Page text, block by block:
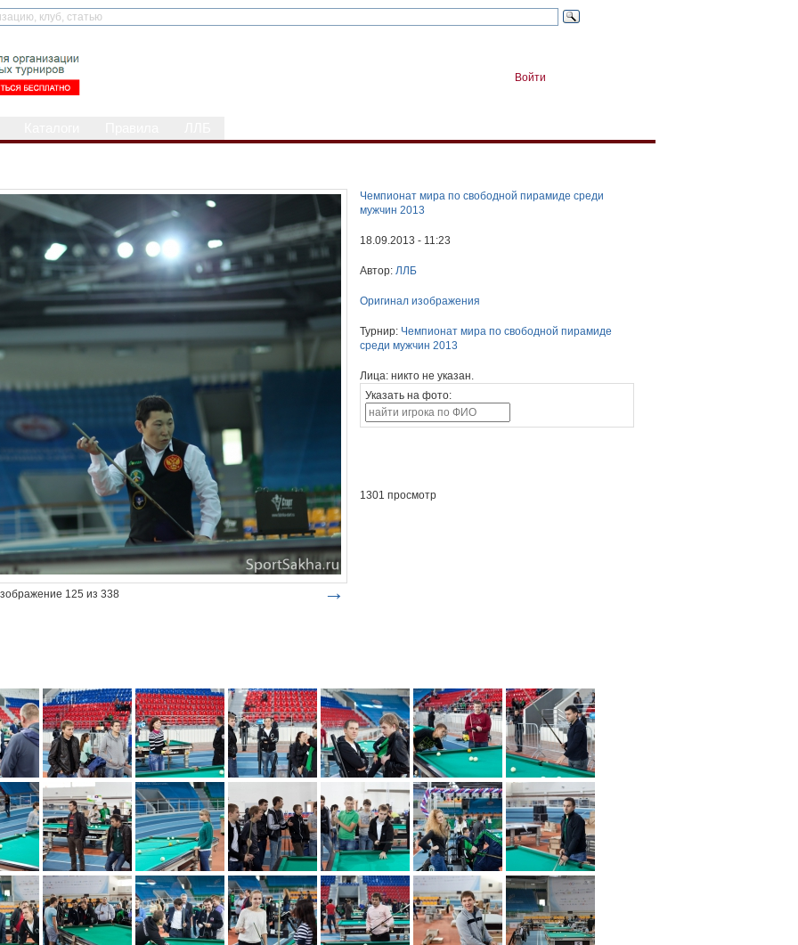
Войти
125 из 338 →
Чемпионат мира по свободной пирамиде среди
мужчин 2013
18.09.2013 - 11:23
Автор: ЛЛБ
Оригинал изображения
Турнир: Чемпионат мира по свободной пирамиде
среди мужчин 2013
Лица: никто не указан.
Указать на фото:
1301 просмотр